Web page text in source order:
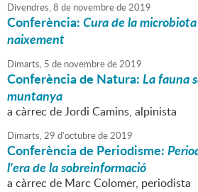
Divendres,8 de novembrede2019
Conferència:Cura de la
naixement
Dimarts, 5 de novembrede2019
Conferència de Natura:La fauna
muntanya
a càrrec de Jordi Camins, alpinista
Dimarts,29 d'octubrede2019
Conferència de Periodisme:
l'era de la sobreinformació
a càrrec de Marc Colomer, periodista